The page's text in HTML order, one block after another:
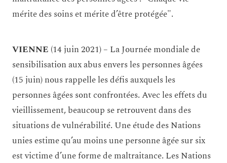
VIENNE (14 juin 2021) – La Journée mondiale de
sensibilisation aux abus envers les personnes âgées
(15 juin) nous rappelle les défis auxquels les
personnes âgées sont confrontées. Avec les effets du
vieillissement, beaucoup se retrouvent dans des
situations de vulnérabilité. Une étude des Nations
unies estime qu’au moins une personne âgée sur six
est victime d’une forme de maltraitance. Les Nations